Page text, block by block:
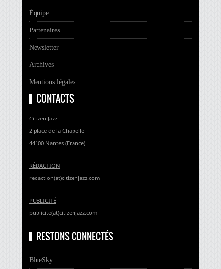
Équipe
Partenaires
Newsletter
Archives
Mentions légales
CONTACTS
Citizen Jazz
2 place de la Chapelle
44100 Nantes (France)
RÉDACTION
redaction(at)citizenjazz.com
PUBLICITÉ
publicite(at)citizenjazz.com
RESTONS CONNECTÉS
BlueSky